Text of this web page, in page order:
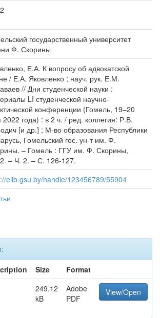
государственный университет
Ф. Скорины
Е.А. К вопросу об адвокатской
/ Е.А. Яковленко ; науч. рук. Е.М.
// Дни студенческой науки :
LI студенческой научно-
конференции (Гомель, 19–20
2022 года) : в 2 ч. / ред. коллегия: Р.В.
[и др.] ; М-во образования Республики
Гомельский гос. ун-т им. Ф.
– Гомель : ГГУ им. Ф. Скорины,
– Ч. 2. – С. 126-127.
elib.gsu.by/handle/123456789/55904
Size
Format
249.12
kB
Adobe
PDF
View/Open